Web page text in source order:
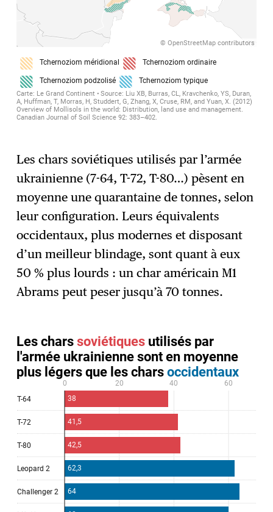
Les chars soviétiques utilisés par l’armée
ukrainienne (7-64, T-72, T-80…) pèsent en
moyenne une quarantaine de tonnes, selon
leur configuration. Leurs équivalents
occidentaux, plus modernes et disposant
d’un meilleur blindage, sont quant à eux
50 % plus lourds : un char américain M1
Abrams peut peser jusqu’à 70 tonnes.